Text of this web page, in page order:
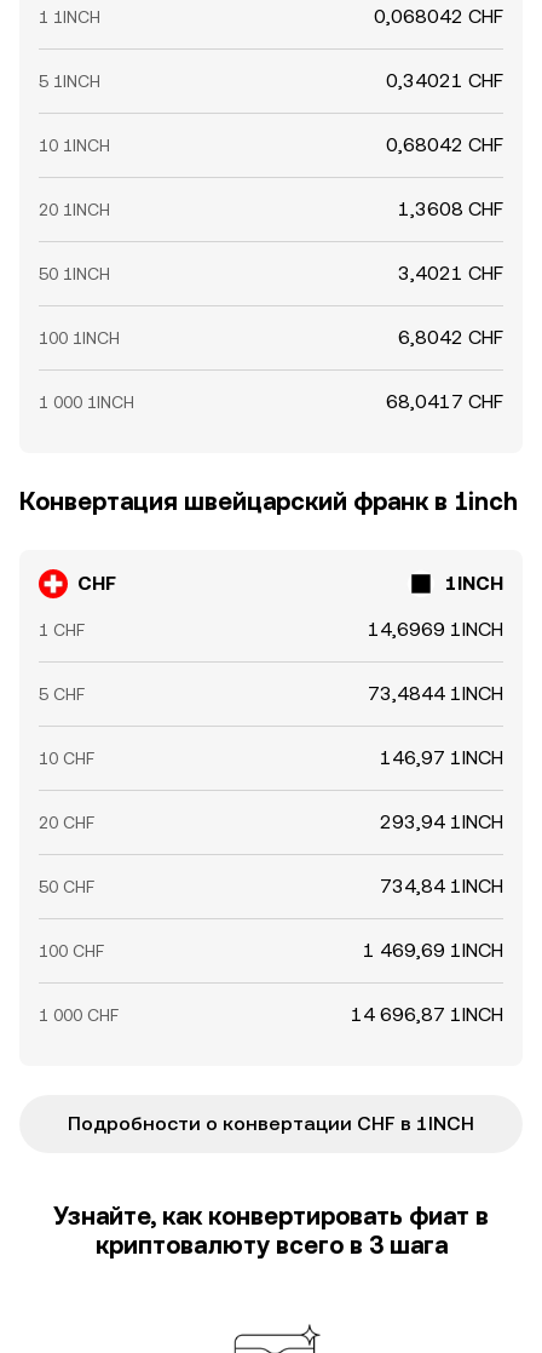
1 1INCH 0,068042 CHF
5 1INCH 0,34021 CHF
10 1INCH 0,68042 CHF
20 1INCH 1,3608 CHF
50 1INCH 3,4021 CHF
100 1INCH 6,8042 CHF
1 000 1INCH 68,0417 CHF
Конвертация швейцарский франк в 1inch
CHF 1INCH
1 CHF 14,6969 1INCH
5 CHF 73,4844 1INCH
10 CHF 146,97 1INCH
20 CHF 293,94 1INCH
50 CHF 734,84 1INCH
100 CHF 1 469,69 1INCH
1 000 CHF 14 696,87 1INCH
Подробности о конвертации CHF в 1INCH
Узнайте, как конвертировать фиат в
криптовалюту всего в 3 шага